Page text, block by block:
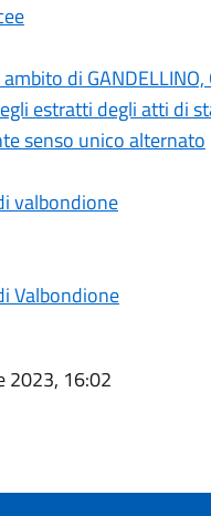
di GANDELLINO,
estratti degli atti di
senso unico alternato
valbondione
Valbondione
2023, 16:02